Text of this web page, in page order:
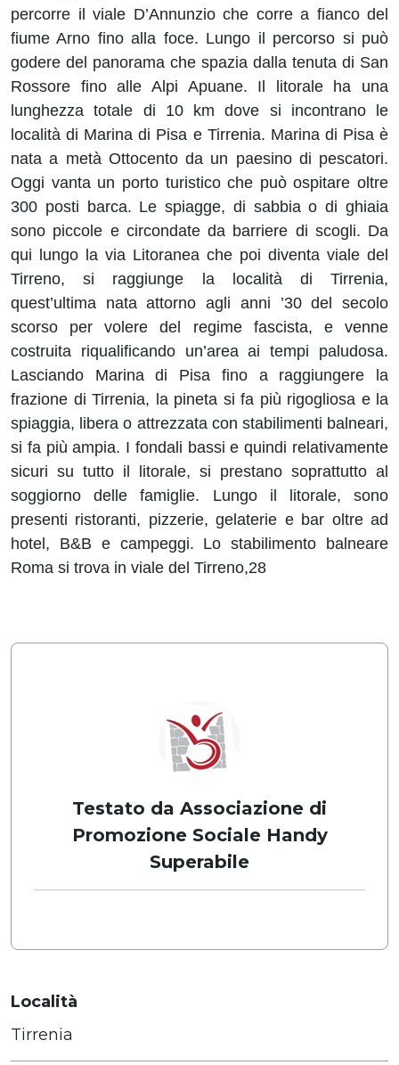
percorre il viale D’Annunzio che corre a fianco del
fiume Arno fino alla foce. Lungo il percorso si può
godere del panorama che spazia dalla tenuta di San
Rossore fino alle Alpi Apuane. Il litorale ha una
lunghezza totale di 10 km dove si incontrano le
località di Marina di Pisa e Tirrenia. Marina di Pisa è
nata a metà Ottocento da un paesino di pescatori.
Oggi vanta un porto turistico che può ospitare oltre
300 posti barca. Le spiagge, di sabbia o di ghiaia
sono piccole e circondate da barriere di scogli. Da
qui lungo la via Litoranea che poi diventa viale del
Tirreno, si raggiunge la località di Tirrenia,
quest’ultima nata attorno agli anni ’30 del secolo
scorso per volere del regime fascista, e venne
costruita riqualificando un’area ai tempi paludosa.
Lasciando Marina di Pisa fino a raggiungere la
frazione di Tirrenia, la pineta si fa più rigogliosa e la
spiaggia, libera o attrezzata con stabilimenti balneari,
si fa più ampia. I fondali bassi e quindi relativamente
sicuri su tutto il litorale, si prestano soprattutto al
soggiorno delle famiglie. Lungo il litorale, sono
presenti ristoranti, pizzerie, gelaterie e bar oltre ad
hotel, B&B e campeggi. Lo stabilimento balneare
Roma si trova in viale del Tirreno,28
Testato da Associazione di
Promozione Sociale Handy
Superabile
Località
Tirrenia